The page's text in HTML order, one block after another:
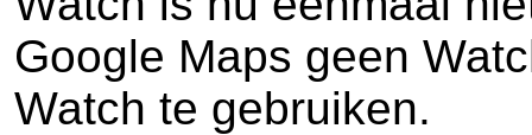
Google Maps geen
Watch te gebruiken.